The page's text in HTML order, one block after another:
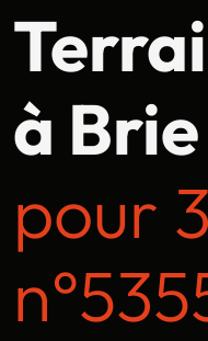
à
pour